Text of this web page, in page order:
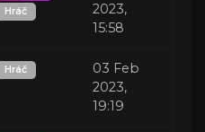
Hráč
2023,
15:58
Hráč
03 Feb
2023,
19:19